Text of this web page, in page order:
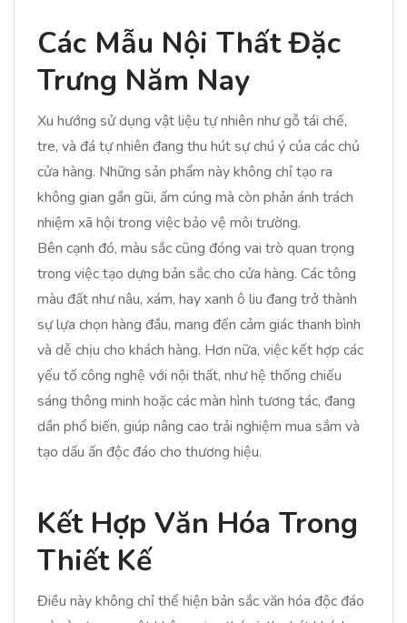
Các Mẫu Nội Thất Đặc
Trưng Năm Nay
Xu hướng sử dụng vật liệu tự nhiên như gỗ tái chế,
tre, và đá tự nhiên đang thu hút sự chú ý của các chủ
cửa hàng. Những sản phẩm này không chỉ tạo ra
không gian gần gũi, ấm cúng mà còn phản ánh trách
nhiệm xã hội trong việc bảo vệ môi trường.
Bên cạnh đó, màu sắc cũng đóng vai trò quan trọng
trong việc tạo dựng bản sắc cho cửa hàng. Các tông
màu đất như nâu, xám, hay xanh ô liu đang trở thành
sự lựa chọn hàng đầu, mang đến cảm giác thanh bình
và dễ chịu cho khách hàng. Hơn nữa, việc kết hợp các
yếu tố công nghệ với nội thất, như hệ thống chiếu
sáng thông minh hoặc các màn hình tương tác, đang
dần phổ biến, giúp nâng cao trải nghiệm mua sắm và
tạo dấu ấn độc đáo cho thương hiệu.
Kết Hợp Văn Hóa Trong
Thiết Kế
Điều này không chỉ thể hiện bản sắc văn hóa độc đáo